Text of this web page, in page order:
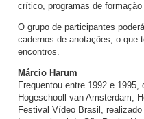
crítico, programas de
O grupo de participantes
cadernos de anotações, o que
encontros.
Márcio Harum
Frequentou entre 1992 e
Hogeschooll van Amsterdam,
Festival Vídeo Brasil,